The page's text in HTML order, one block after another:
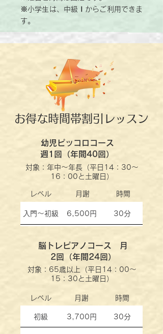
※小学生は、 中級Ⅰ からご利用できま
す。
お得な時間帯割引レッスン
幼児ピッコロコース
週1回（年間40回）
対象：年中～年長（平日14：30～
16：00と土曜日）
レベル 月謝 時間
入門～初級 6,500円 30分
脳トレピアノコース 月
2回（年間24回）
対象：65歳以上（平日14：00～
15：30と土曜日）
レベル 月謝 時間
初級 3,700円 30分